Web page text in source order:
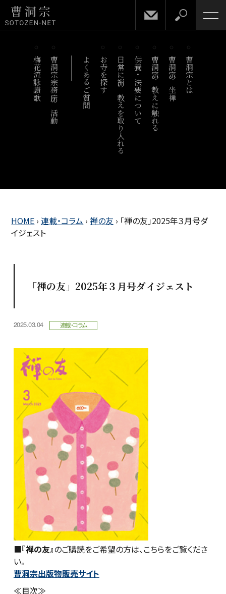
梅花流詠讃歌 曹洞宗宗務庁の活動 よくあるご質問 お寺を探す 日常に禅の教えを取り入れる供養・法要について曹洞宗の教えに触れる 曹洞宗の坐禅 曹洞宗とは
HOME › 連載・コラム › 禅の友 ›
イジェスト
「禅の友」2025年３月号ダイジェスト
2025.03.04 連載・コラム
■『禅の友』のご購読をご希望の方は、こちらをご覧くださ
い。
曹洞宗出版物販売サイト
≪目次≫